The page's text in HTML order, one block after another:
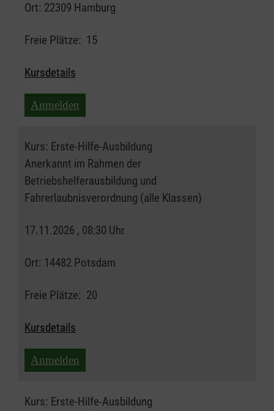
Ort: 22309 Hamburg
Freie Plätze: 15
Kursdetails
Anmelden
Kurs: Erste-Hilfe-Ausbildung
Anerkannt im Rahmen der
Betriebshelferausbildung und
Fahrerlaubnisverordnung (alle Klassen)
17.11.2026 , 08:30 Uhr
Ort: 14482 Potsdam
Freie Plätze: 20
Kursdetails
Anmelden
Kurs: Erste-Hilfe-Ausbildung